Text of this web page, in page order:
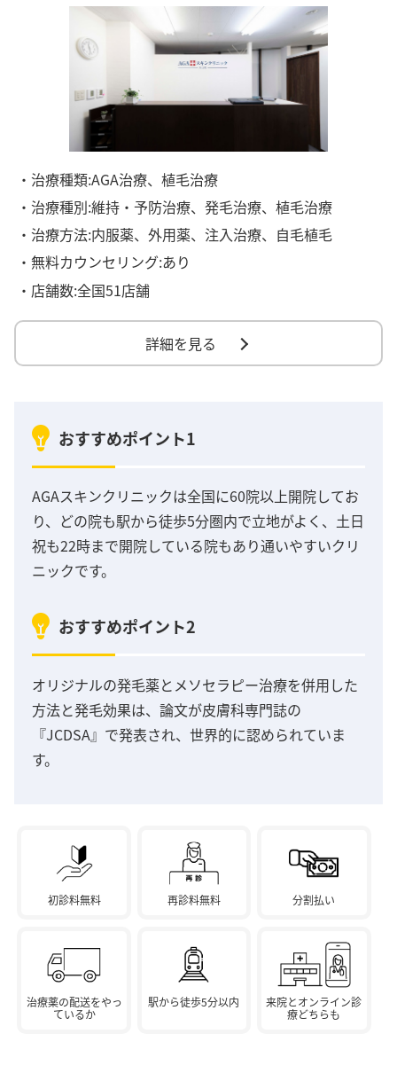
・治療種類:AGA治療、植毛治療
・治療種別:維持・予防治療、発毛治療、植毛治療
・治療方法:内服薬、外用薬、注入治療、自毛植毛
・無料カウンセリング:あり
・店舗数:全国51店舗
詳細を見る
おすすめポイント1
AGAスキンクリニックは全国に60院以上開院してお
り、どの院も駅から徒歩5分圏内で立地がよく、土日
祝も22時まで開院している院もあり通いやすいクリ
ニックです。
おすすめポイント2
オリジナルの発毛薬とメソセラピー治療を併用した
方法と発毛効果は、論文が皮膚科専門誌の
『JCDSA』で発表され、世界的に認められていま
す。
初診料無料 再診料無料 分割払い
治療薬の配送をやっ
ているか
駅から徒歩5分以内
来院とオンライン診
療どちらも